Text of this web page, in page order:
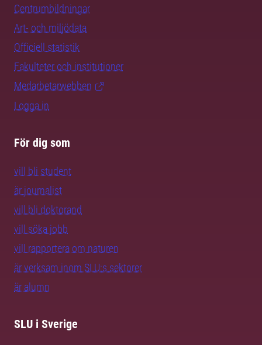
Centrumbildningar
Art- och miljödata
Officiell statistik
Fakulteter och institutioner
Medarbetarwebben
Logga in
För dig som
vill bli student
är journalist
vill bli doktorand
vill söka jobb
vill rapportera om naturen
är verksam inom SLU:s sektorer
är alumn
SLU i Sverige